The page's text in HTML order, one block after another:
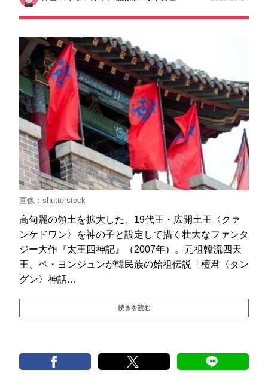
画像：shutterstock
高句麗の領土を拡大した、19代王・広開土王〈クァ
ンケドワン〉を神の子と設定して描く壮大なファンタ
ジー大作『太王四神記』（2007年）。元祖韓流四天
王、ペ・ヨンジュンが韓民族の始祖伝説「檀君〈タン
グン〉神話…
続きを読む